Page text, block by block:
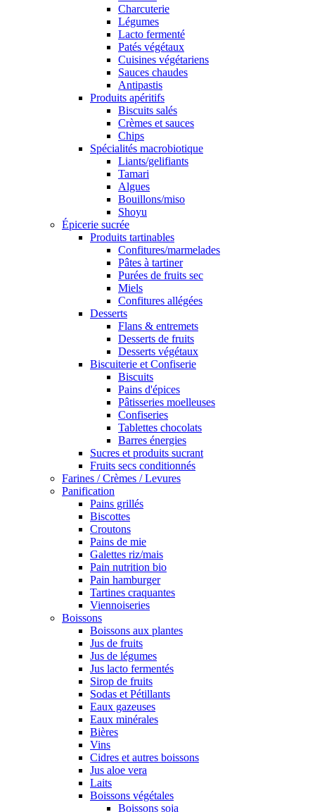
Charcuterie
Légumes
Lacto fermenté
Patés végétaux
Cuisines végétariens
Sauces chaudes
Antipastis
Produits apéritifs
Biscuits salés
Crèmes et sauces
Chips
Spécialités macrobiotique
Liants/gelifiants
Tamari
Algues
Bouillons/miso
Shoyu
Épicerie sucrée
Produits tartinables
Confitures/marmelades
Pâtes à tartiner
Purées de fruits sec
Miels
Confitures allégées
Desserts
Flans & entremets
Desserts de fruits
Desserts végétaux
Biscuiterie et Confiserie
Biscuits
Pains d'épices
Pâtisseries moelleuses
Confiseries
Tablettes chocolats
Barres énergies
Sucres et produits sucrant
Fruits secs conditionnés
Farines / Crèmes / Levures
Panification
Pains grillés
Biscottes
Croutons
Pains de mie
Galettes riz/mais
Pain nutrition bio
Pain hamburger
Tartines craquantes
Viennoiseries
Boissons
Boissons aux plantes
Jus de fruits
Jus de légumes
Jus lacto fermentés
Sirop de fruits
Sodas et Pétillants
Eaux gazeuses
Eaux minérales
Bières
Vins
Cidres et autres boissons
Jus aloe vera
Laits
Boissons végétales
Boissons soja